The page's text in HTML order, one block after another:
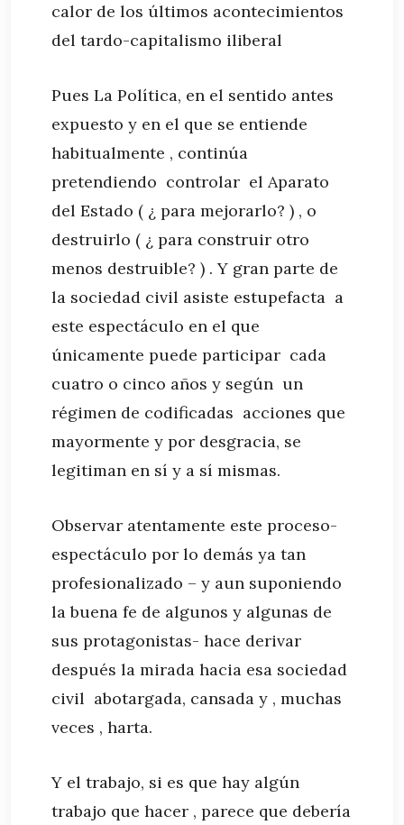
calor de los últimos acontecimientos
del tardo-capitalismo iliberal
Pues La Política, en el sentido antes
expuesto y en el que se entiende
habitualmente , continúa
pretendiendo controlar el Aparato
del Estado ( ¿ para mejorarlo? ) , o
destruirlo ( ¿ para construir otro
menos destruible? ) . Y gran parte de
la sociedad civil asiste estupefacta a
este espectáculo en el que
únicamente puede participar cada
cuatro o cinco años y según un
régimen de codificadas acciones que
mayormente y por desgracia, se
legitiman en sí y a sí mismas.
Observar atentamente este proceso-
espectáculo por lo demás ya tan
profesionalizado – y aun suponiendo
la buena fe de algunos y algunas de
sus protagonistas- hace derivar
después la mirada hacia esa sociedad
civil abotargada, cansada y , muchas
veces , harta.
Y el trabajo, si es que hay algún
trabajo que hacer , parece que debería